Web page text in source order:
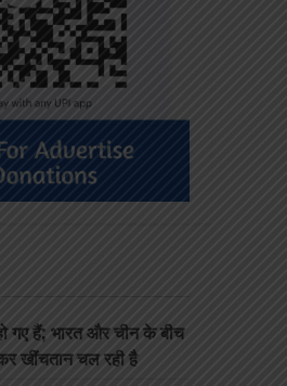
गए हैं; भारत और चीन के बीच
खींचतान चल रही है